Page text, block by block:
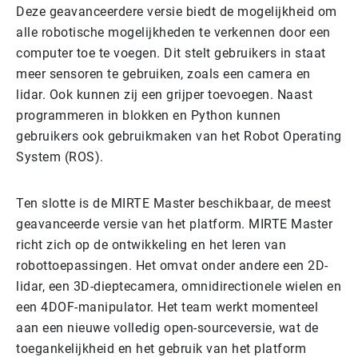
Deze geavanceerdere versie biedt de mogelijkheid om
alle robotische mogelijkheden te verkennen door een
computer toe te voegen. Dit stelt gebruikers in staat
meer sensoren te gebruiken, zoals een camera en
lidar. Ook kunnen zij een grijper toevoegen. Naast
programmeren in blokken en Python kunnen
gebruikers ook gebruikmaken van het Robot Operating
System (ROS).
Ten slotte is de MIRTE Master beschikbaar, de meest
geavanceerde versie van het platform. MIRTE Master
richt zich op de ontwikkeling en het leren van
robottoepassingen. Het omvat onder andere een 2D-
lidar, een 3D-dieptecamera, omnidirectionele wielen en
een 4DOF-manipulator. Het team werkt momenteel
aan een nieuwe volledig open-sourceversie, wat de
toegankelijkheid en het gebruik van het platform